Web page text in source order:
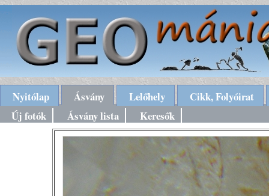
Nyitólap Ásvány Lelőhely
Cikk, Folyóirat
Új fotók
Ásvány lista Keresők